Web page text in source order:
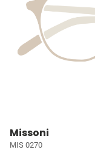
Missoni
MIS 0270